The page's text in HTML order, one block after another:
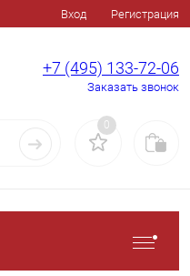
Вход Регистрация
+7 (495) 133-72-06
Заказать звонок
0